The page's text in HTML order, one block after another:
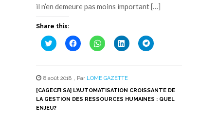
il n’en demeure pas moins important […]
Share this:
Cliquez
pour
une
nouvelle
fenêtre)
Cliquez
pour
une
nouvelle
fenêtre)
Cliquez
pour
une
nouvelle
fenêtre)
Cliquez
pour
une
nouvelle
fenêtre)
Cliquez
pour
nouvelle
fenêtre)
8 août 2018 , Par LOME GAZETTE
[CAGECFI SA] L’AUTOMATISATION CROISSANTE DE
LA GESTION DES RESSOURCES HUMAINES : QUEL
ENJEU?